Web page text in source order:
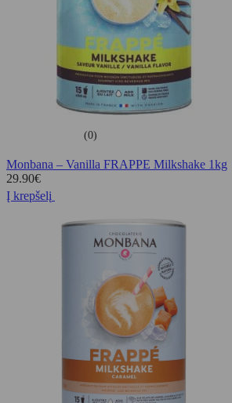
(0)
Monbana – Vanilla FRAPPE Milkshake 1kg
29.90€
Į krepšelį